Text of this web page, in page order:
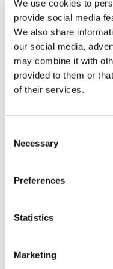
We use cookies to
provide social media
We also share
our social media,
may combine it with
provided to them or
of their services.
Selection
Necessary
Preferences
Statistics
Marketing
Konfiguration mit
Tonnen Superlift
CC 38.650-1
gleich langem
Superlift
Element hoben
gemeinsam mit
Metern bei einer
Einsetzen der
Kranführern auch
den Hub der
68.1250-1 nur fünf